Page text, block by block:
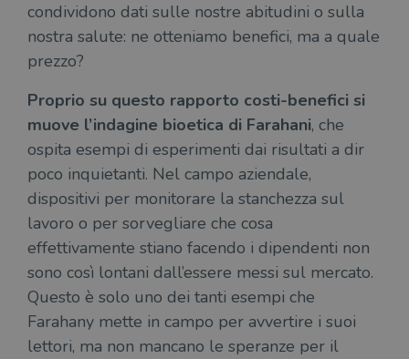
condividono dati sulle nostre abitudini o sulla
nostra salute: ne otteniamo benefici, ma a quale
prezzo?
Proprio su questo rapporto costi-benefici si
muove l’indagine bioetica di Farahani, che
ospita esempi di esperimenti dai risultati a dir
poco inquietanti. Nel campo aziendale,
dispositivi per monitorare la stanchezza sul
lavoro o per sorvegliare che cosa
effettivamente stiano facendo i dipendenti non
sono così lontani dall’essere messi sul mercato.
Questo è solo uno dei tanti esempi che
Farahany mette in campo per avvertire i suoi
lettori, ma non mancano le speranze per il